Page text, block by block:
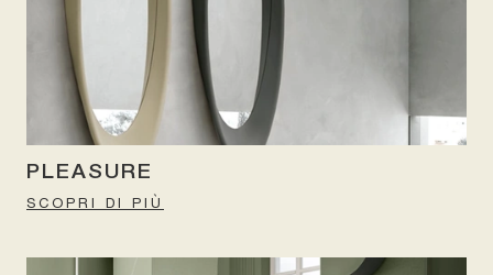
PLEASURE
SCOPRI DI PIÙ